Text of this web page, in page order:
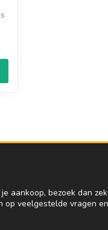
aankoop, bezoek dan
veelgestelde vragen